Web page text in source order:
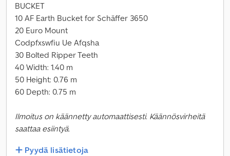
BUCKET
10 AF Earth Bucket for Schäffer 3650
20 Euro Mount
Codpfxswfiu Ue Afqsha
30 Bolted Ripper Teeth
40 Width: 1.40 m
50 Height: 0.76 m
60 Depth: 0.75 m
Ilmoitus on käännetty automaattisesti. Käännösvirheitä
saattaa esiintyä.
Pyydä lisätietoja